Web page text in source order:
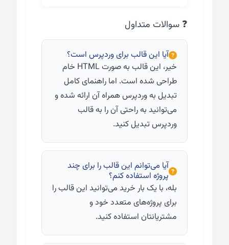
❓ سوالات متداول
آیا این قالب برای وردپرس است؟
خیر، این قالب به صورت HTML خام
طراحی شده است. اما راهنمای کامل
تبدیل به وردپرس همراه آن ارائه شده و
می‌توانید به راحتی آن را به قالب
وردپرس تبدیل کنید.
آیا می‌توانم این قالب را برای چند
پروژه استفاده کنم؟
بله، با یک بار خرید می‌توانید این قالب را
برای پروژه‌های متعدد خود و
مشتریانتان استفاده کنید.